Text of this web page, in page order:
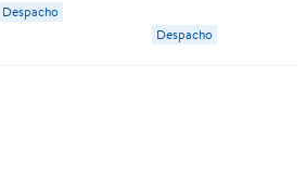
Despacho
360cc, 1 Un KIT
Despacho